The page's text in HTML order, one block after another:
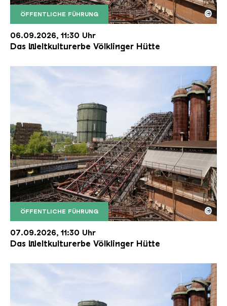
ÖFFENTLICHE FÜHRUNG
Der Erzschrägaufzug der Völklinger Hütte mit
Copyright: Weltkulturerbe Völklinger Hütte | Karl
©
06.09.2026, 11:30 Uhr
Das Weltkulturerbe Völklinger Hütte
ÖFFENTLICHE FÜHRUNG
Der Erzschrägaufzug der Völklinger Hütte mit
Copyright: Weltkulturerbe Völklinger Hütte | Karl
©
07.09.2026, 11:30 Uhr
Das Weltkulturerbe Völklinger Hütte